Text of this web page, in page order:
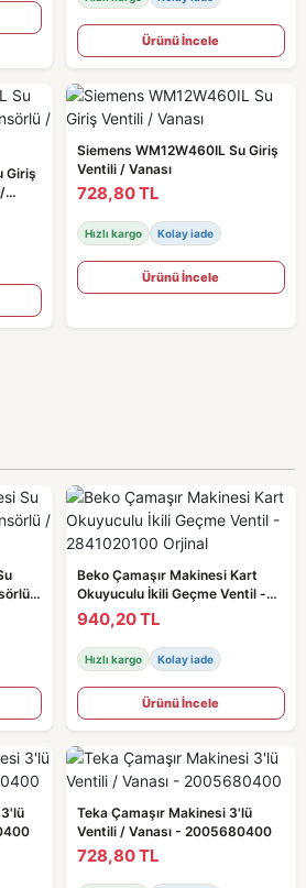
Ürünü İncele
Giriş
Siemens WM12W460IL Su Giriş
Ventili / Vanası
728,80 TL
Hızlı kargo Kolay iade
Ürünü İncele
/
Beko Çamaşır Makinesi Kart
Okuyuculu İkili Geçme Ventil -
2841020100 Orjinal
940,20 TL
Hızlı kargo Kolay iade
Ürünü İncele
Teka Çamaşır Makinesi 3'lü
Ventili / Vanası - 2005680400
728,80 TL